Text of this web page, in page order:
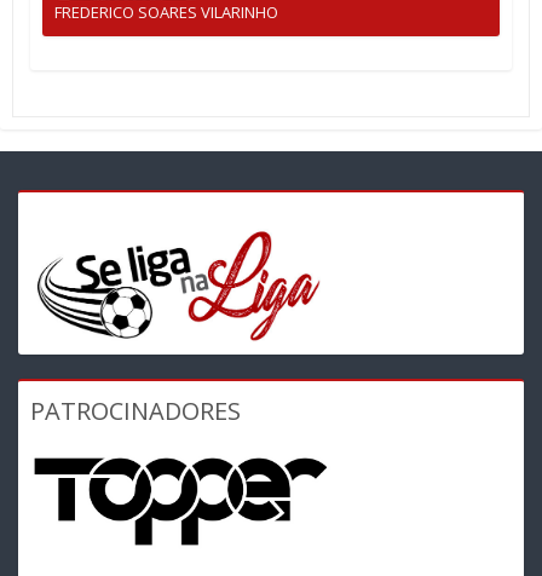
FREDERICO SOARES VILARINHO
PATROCINADORES